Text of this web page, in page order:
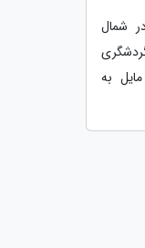
شمال
به